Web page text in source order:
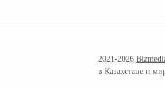
2021-2026
в Казахстане и